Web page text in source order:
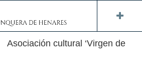
cultural ‘Virgen de